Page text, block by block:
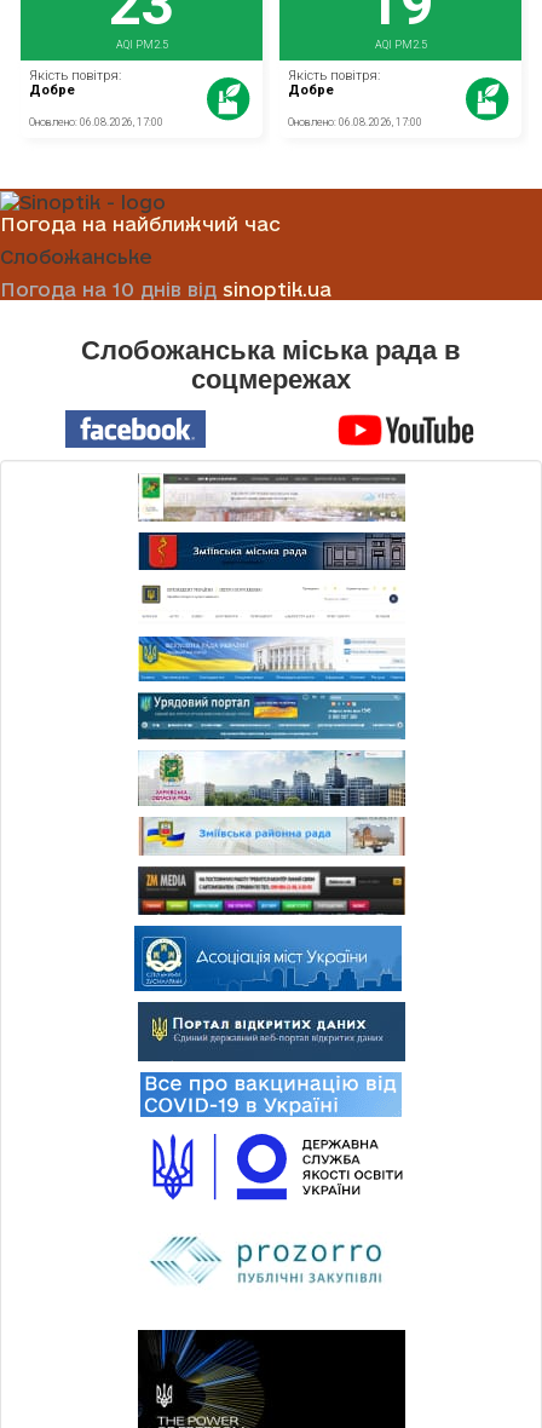
Погода на найближчий час
Слобожанське
Погода на 10 днів від sinoptik.ua
Слобожанська міська рада в
соцмережах